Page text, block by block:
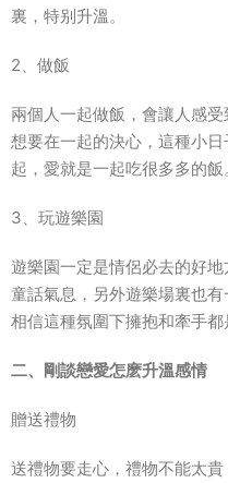
裏，特别升溫。
2、做飯
兩個人一起做飯，會讓人感
想要在一起的決心，這種小
起，愛就是一起吃很多多的飯
3、玩遊樂園
遊樂園一定是情侶必去的好
童話氣息，另外遊樂場裏也
相信這種氛圍下擁抱和牽手都
二、剛談戀愛怎麽升溫感情
贈送禮物
送禮物要走心，禮物不能太